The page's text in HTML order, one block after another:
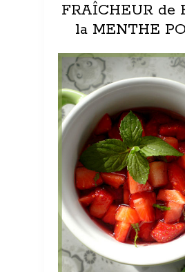
FRAÎCHEUR de
la MENTHE